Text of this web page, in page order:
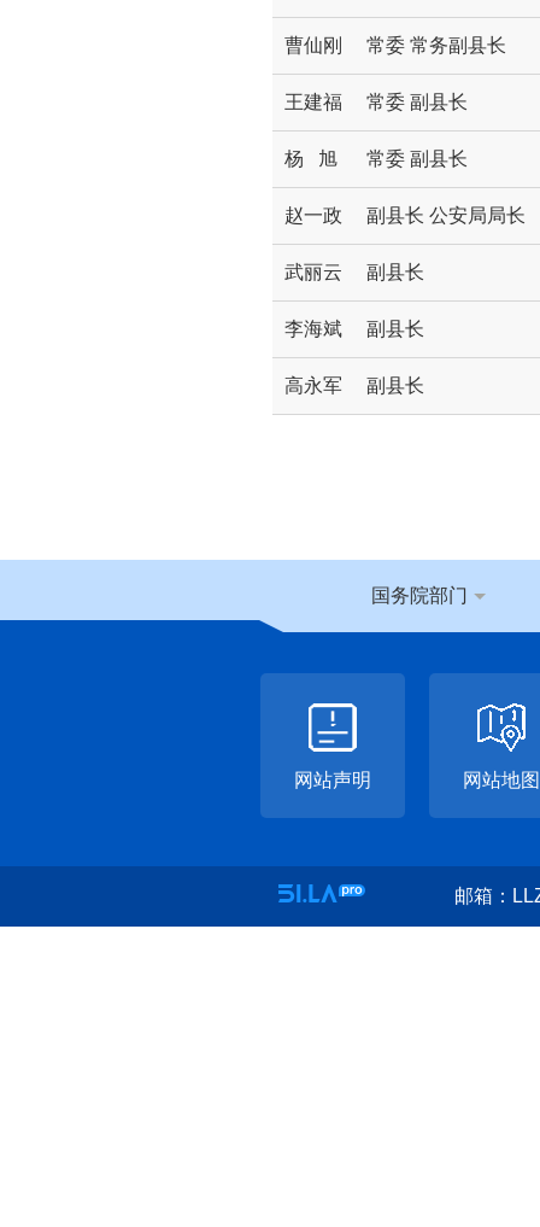
曹仙刚 常委 常务副县长
王建福 常委 副县长
杨 旭 常委 副县长
赵一政 副县长 公安局局长
武丽云 副县长
李海斌 副县长
高永军 副县长
国务院部门
网站声明 网站地图
邮箱：